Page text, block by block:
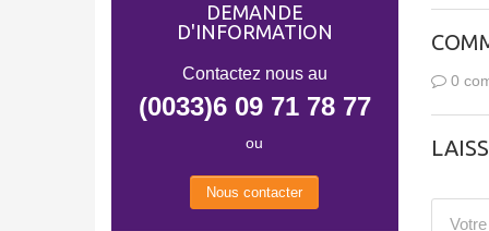
0
DEMANDE
D'INFORMATION
Contactez nous au
(0033)6 09 71 78 77
ou
Nous contacter